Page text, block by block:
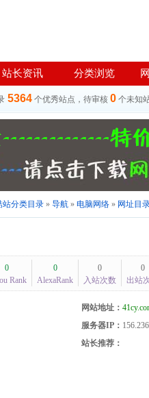
站长资讯 分类浏览
5364 个优秀站点，待审核 0 个未知
站分类目录 » 导航 » 电脑网络 » 网址目
0
Rank
0
AlexaRank
0
入站次数
0
出站
网站地址：
服务器IP：
站长推荐：